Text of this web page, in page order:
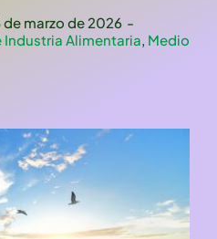
marzo de 2026 -
Industria Alimentaria, Medio